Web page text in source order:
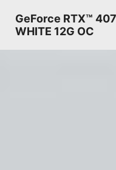
GeForce RTX™
WHITE 12G OC